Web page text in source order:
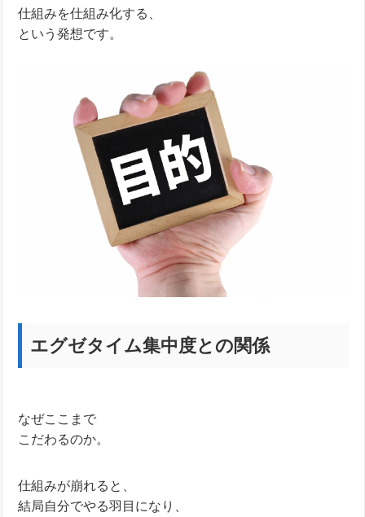
仕組みを仕組み化する、
という発想です。
エグゼタイム集中度との関係
なぜここまで
こだわるのか。
仕組みが崩れると、
結局自分でやる羽目になり、